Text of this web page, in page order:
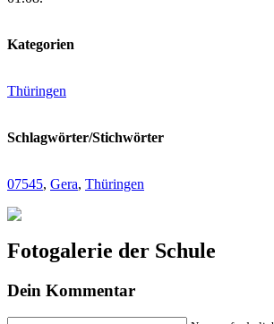
Kategorien
Thüringen
Schlagwörter/Stichwörter
07545, Gera, Thüringen
Fotogalerie der Schule
Dein Kommentar